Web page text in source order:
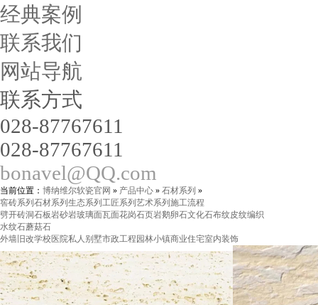
经典案例
联系我们
网站导航
联系方式
028-87767611
028-87767611
bonavel@QQ.com
当前位置： 博纳维尔软瓷官网 » 产品中心 » 石材系列 »
窖砖系列 石材系列 生态系列 工匠系列 艺术系列 施工流程
劈开砖洞石板岩砂岩玻璃面瓦面花岗石页岩鹅卵石文化石布纹皮纹编织
水纹石蘑菇石
外墙旧改学校医院私人别墅市政工程 园林小镇商业住宅室内装饰